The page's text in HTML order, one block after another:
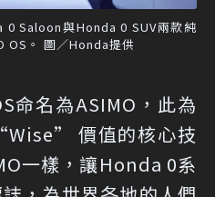
0 Saloon與Honda 0 SUV兩款純
OS。 圖／Honda提供
命名為ASIMO，此為
價值的核心技
一樣，讓Honda 0系